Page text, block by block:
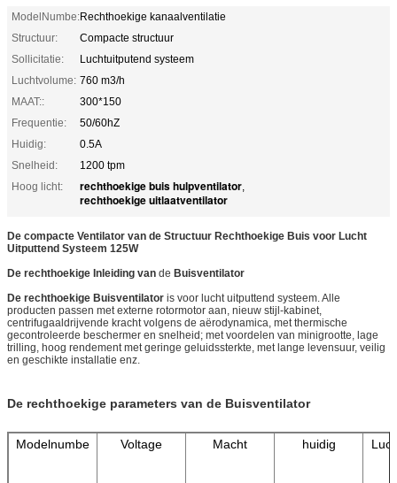
ModelNumbe:Rechthoekige kanaalventilatie
Structuur:
Compacte structuur
Sollicitatie:
Luchtuitputend systeem
Luchtvolume: 760 m3/h
MAAT::
300*150
Frequentie:
50/60hZ
Huidig:
0.5A
Snelheid:
1200 tpm
Hoog licht:
rechthoekige buis hulpventilator,
rechthoekige uitlaatventilator
De compacte Ventilator van de Structuur Rechthoekige Buis voor Lucht
Uitputtend Systeem 125W
De rechthoekige Inleiding van de Buisventilator
De rechthoekige Buisventilator is voor lucht uitputtend systeem. Alle
producten passen met externe rotormotor aan, nieuw stijl-kabinet,
centrifugaaldrijvende kracht volgens de aërodynamica, met thermische
gecontroleerde beschermer en snelheid; met voordelen van minigrootte, lage
trilling, hoog rendement met geringe geluidssterkte, met lange levensuur, veilig
en geschikte installatie enz.
De rechthoekige parameters van de Buisventilator
Modelnumbe Voltage Macht huidig